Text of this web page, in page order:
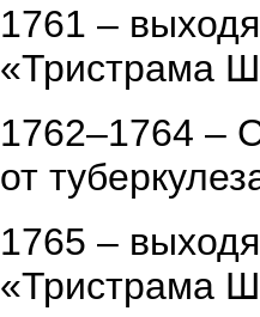
1761 –
«Тристрама
1762–1764 –
от
1765 –
«Тристрама